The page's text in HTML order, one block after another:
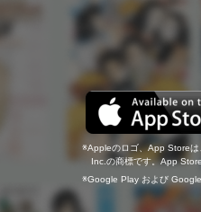
Appleのロゴ、App Storeは
Inc.の商標です。App
Google Play および